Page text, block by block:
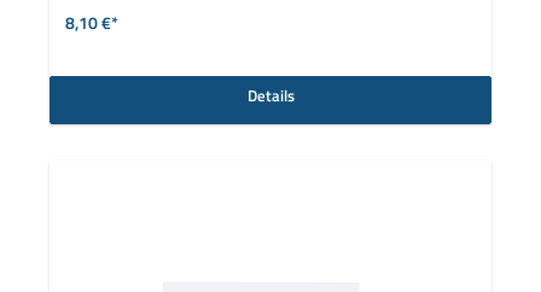
8,10 €*
Details